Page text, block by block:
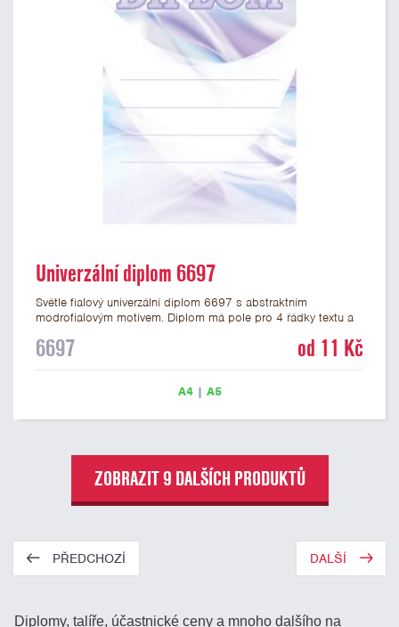
Univerzální diplom 6697
Světle fialový univerzální diplom 6697 s abstraktním
modrofialovým motivem. Diplom má pole pro 4 řádky textu a
ve formátu A4 a A5. Papírový diplom s univerzálním
6697 od 11 Kč
A4| A5
ZOBRAZIT 9 DALŠÍCH PRODUKTŮ
PŘEDCHOZÍ DALŠÍ
Diplomy, talíře, účastnické ceny a mnoho dalšího na